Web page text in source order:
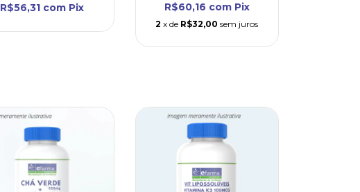
R$56,31 com Pix R$60,16 com Pix
2 x de R$32,00 sem juros